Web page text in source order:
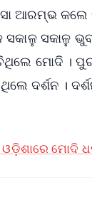
ଆରମ୍ଭ କଲେ
ସକାଳୁ
ମୋଦି ।
ଦର୍ଶନ ।
ମୋଦି